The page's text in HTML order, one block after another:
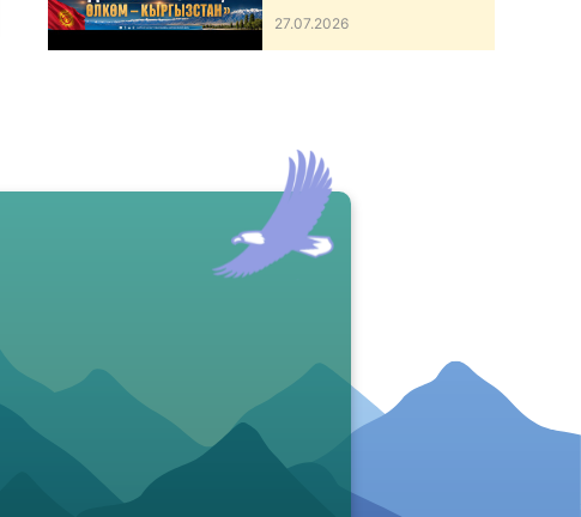
ӨТКӨРДҮ
27.07.2026